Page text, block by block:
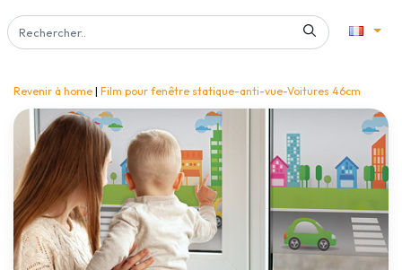
Revenir à home | Film pour fenêtre statique-anti-vue-Voitures 46cm